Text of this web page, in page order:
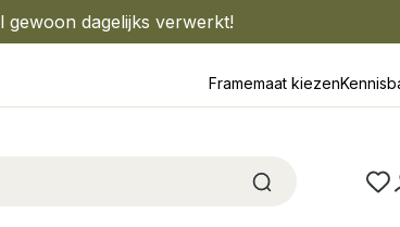
gewoon dagelijks verwerkt!
Framemaat kiezen